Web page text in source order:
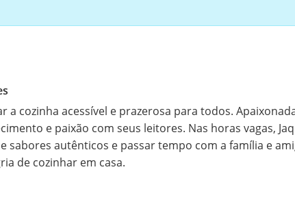
a cozinha acessível e prazerosa para todos.
e paixão com seus leitores. Nas horas vagas,
sabores autênticos e passar tempo com a família e
de cozinhar em casa.